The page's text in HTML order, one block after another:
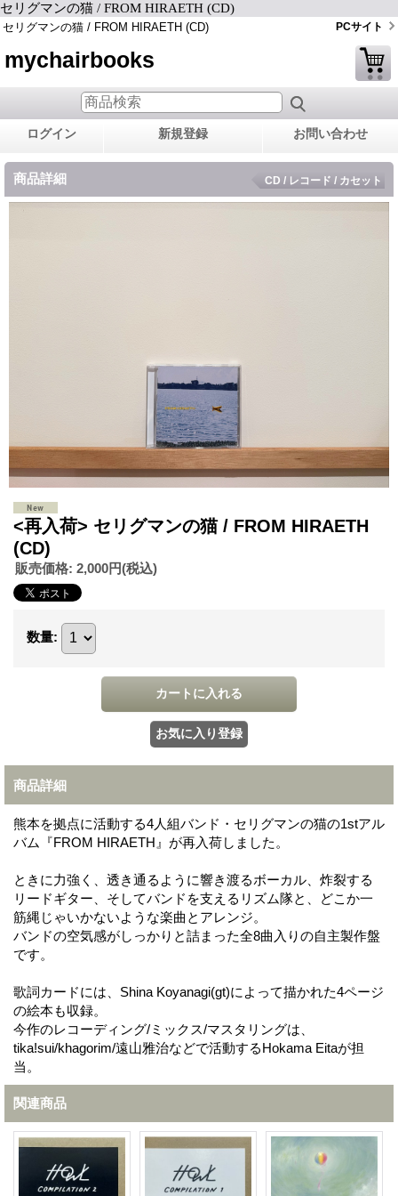
セリグマンの猫 / FROM HIRAETH (CD)
セリグマンの猫 / FROM HIRAETH (CD) PCサイト
mychairbooks
ログイン 新規登録 お問い合わせ
商品詳細 CD / レコード / カセット
<再入荷> セリグマンの猫 / FROM HIRAETH
(CD)
販売価格: 2,000円(税込)
数量:
商品詳細
熊本を拠点に活動する4人組バンド・セリグマンの猫の1stアル
バム『FROM HIRAETH』が再入荷しました。
ときに力強く、透き通るように響き渡るボーカル、炸裂する
リードギター、そしてバンドを支えるリズム隊と、どこか一
筋縄じゃいかないような楽曲とアレンジ。
バンドの空気感がしっかりと詰まった全8曲入りの自主製作盤
です。
歌詞カードには、Shina Koyanagi(gt)によって描かれた4ページ
の絵本も収録。
今作のレコーディング/ミックス/マスタリングは、
tika!sui/khagorim/遠山雅治などで活動するHokama Eitaが担
当。
関連商品